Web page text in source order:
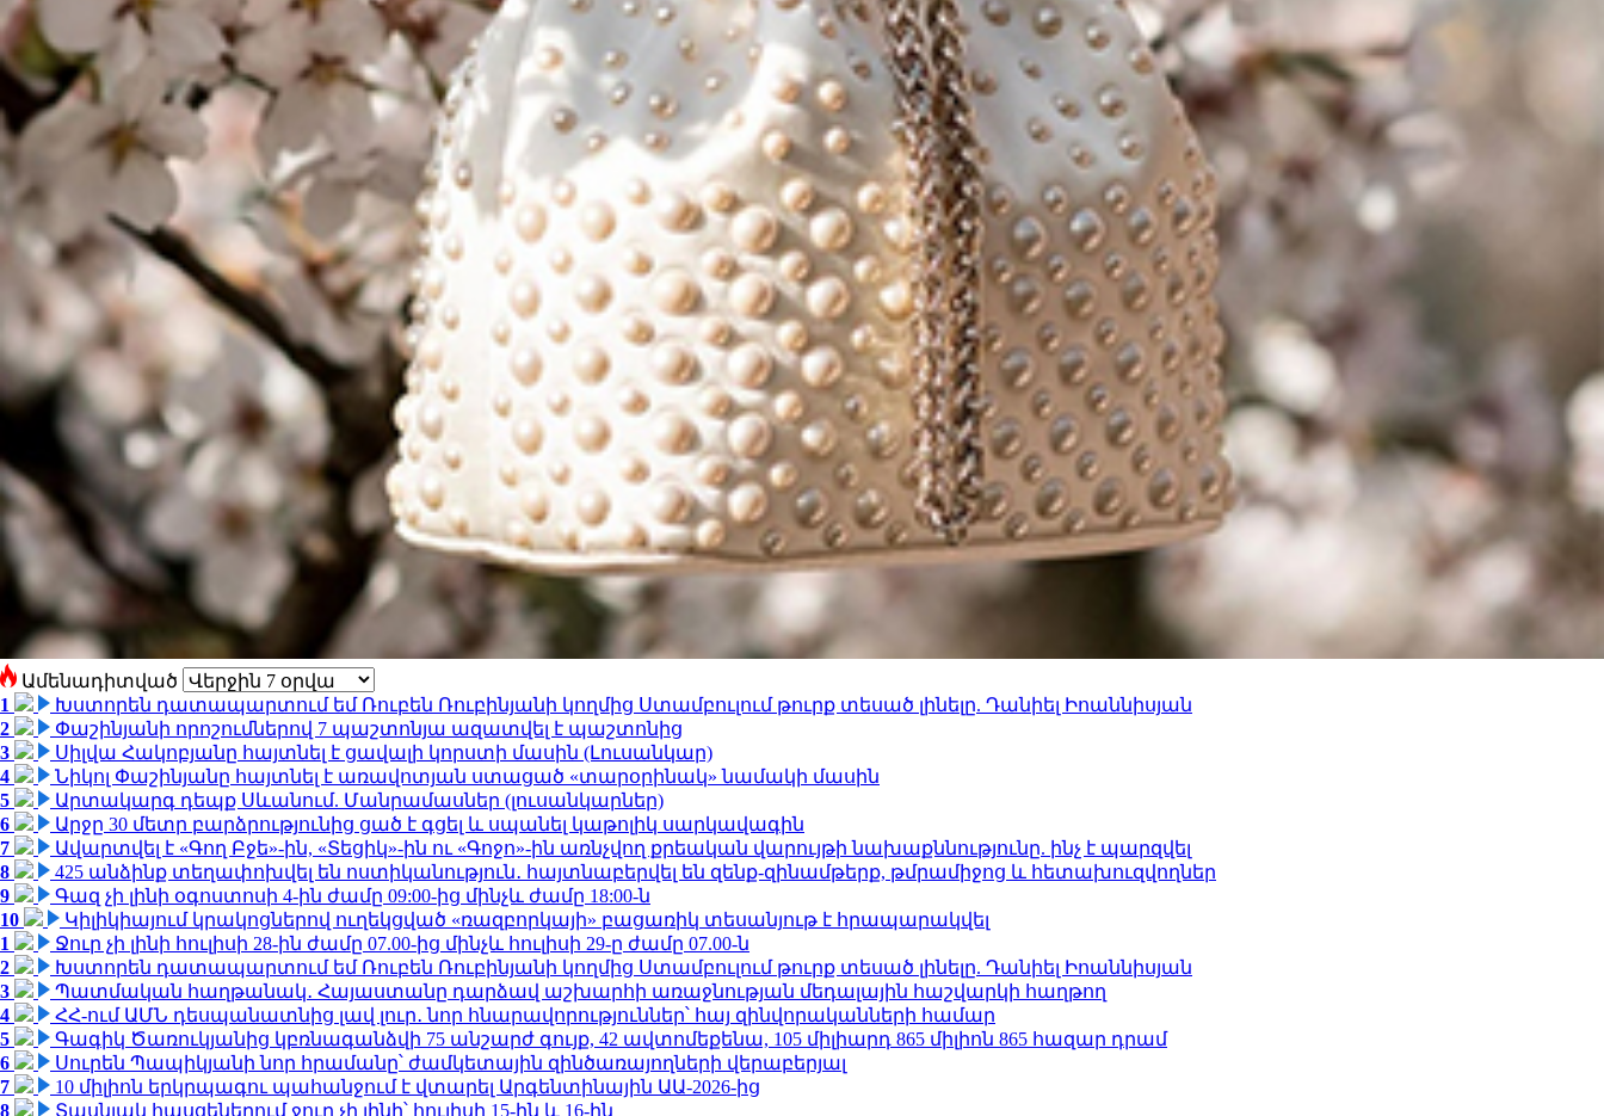
Ամենադիտված
1
Խստորեն դատապարտում եմ Ռուբեն Ռուբինյանի կողմից Ստամբուլում թուրք տեսած լինելը. Դանիել Իոաննիսյան
2
Փաշինյանի որոշումներով 7 պաշտոնյա ազատվել է պաշտոնից
3
Սիլվա Հակոբյանը հայտնել է ցավալի կորստի մասին (Լուսանկար)
4
Նիկոլ Փաշինյանը հայտնել է առավոտյան ստացած «տարօրինակ» նամակի մասին
5
Արտակարգ դեպք Սևանում. Մանրամասներ (լուսանկարներ)
6
Արջը 30 մետր բարձրությունից ցած է գցել և սպանել կաթոլիկ սարկավագին
7
Ավարտվել է «Գող Բջե»-ին, «Տեցիկ»-ին ու «Գոջո»-ին առնչվող քրեական վարույթի նախաքննությունը. ինչ է պարզվել
8
425 անձինք տեղափոխվել են ոստիկանություն․ հայտնաբերվել են զենք-զինամթերք, թմրամիջոց և հետախուզվողներ
9
Գազ չի լինի օգոստոսի 4-ին ժամը 09:00-ից մինչև ժամը 18:00-ն
10
Կիլիկիայում կրակոցներով ուղեկցված «ռազբորկայի» բացառիկ տեսանյութ է հրապարակվել
1
Ջուր չի լինի հուլիսի 28-ին ժամը 07.00-ից մինչև հուլիսի 29-ը ժամը 07.00-ն
2
Խստորեն դատապարտում եմ Ռուբեն Ռուբինյանի կողմից Ստամբուլում թուրք տեսած լինելը. Դանիել Իոաննիսյան
3
Պատմական հաղթանակ․ Հայաստանը դարձավ աշխարհի առաջնության մեդալային հաշվարկի հաղթող
4
ՀՀ-ում ԱՄՆ դեսպանատնից լավ լուր․ նոր հնարավորություններ՝ հայ զինվորականների համար
5
Գագիկ Ծառուկյանից կբռնագանձվի 75 անշարժ գույք, 42 ավտոմեքենա, 105 միլիարդ 865 միլիոն 865 հազար դրամ
6
Սուրեն Պապիկյանի նոր հրամանը՝ ժամկետային զինծառայողների վերաբերյալ
7
10 միլիոն երկրպագու պահանջում է վտարել Արգենտինային ԱԱ-2026-ից
8
Տասնյակ հասցեներում ջուր չի լինի՝ հուլիսի 15-ին և 16-ին